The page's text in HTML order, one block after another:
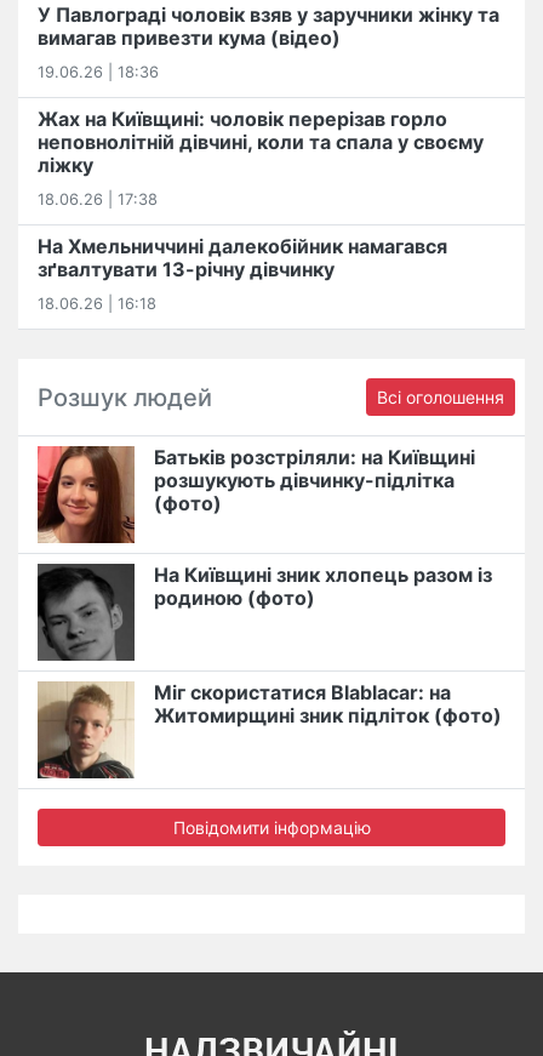
У Павлограді чоловік взяв у заручники жінку та
вимагав привезти кума (відео)
19.06.26 | 18:36
Жах на Київщині: чоловік перерізав горло
неповнолітній дівчині, коли та спала у своєму
ліжку
18.06.26 | 17:38
На Хмельниччині далекобійник намагався
зґвалтувати 13-річну дівчинку
18.06.26 | 16:18
Розшук людей Всі оголошення
Батьків розстріляли: на Київщині
розшукують дівчинку-підлітка
(фото)
На Київщині зник хлопець разом із
родиною (фото)
Міг скористатися Blablacar: на
Житомирщині зник підліток (фото)
Повідомити інформацію